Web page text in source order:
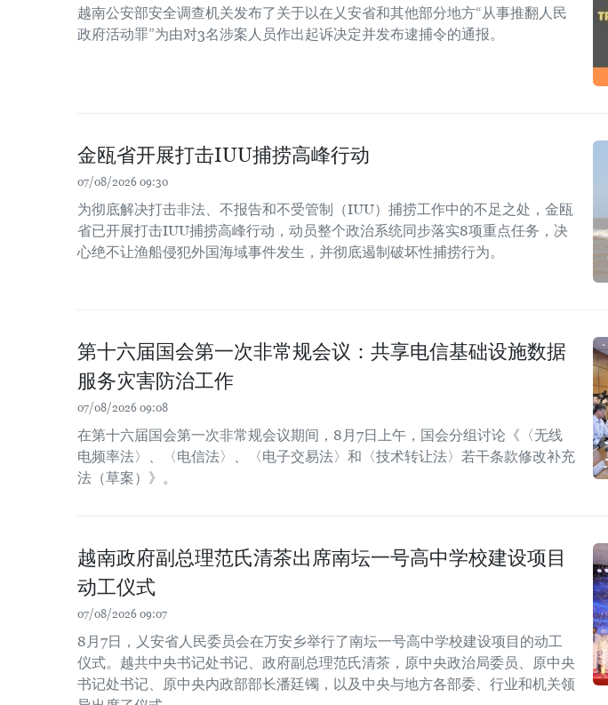
越南公安部安全调查机关发布了关于以在乂安省和其他部分地方“从事推翻人民
政府活动罪”为由对3名涉案人员作出起诉决定并发布逮捕令的通报。
金瓯省开展打击IUU捕捞高峰行动
07/08/2026 09:30
为彻底解决打击非法、不报告和不受管制（IUU）捕捞工作中的不足之处，金瓯
省已开展打击IUU捕捞高峰行动，动员整个政治系统同步落实8项重点任务，决
心绝不让渔船侵犯外国海域事件发生，并彻底遏制破坏性捕捞行为。
第十六届国会第一次非常规会议：共享电信基础设施数据
服务灾害防治工作
07/08/2026 09:08
在第十六届国会第一次非常规会议期间，8月7日上午，国会分组讨论《〈无线
电频率法〉、〈电信法〉、〈电子交易法〉和〈技术转让法〉若干条款修改补充
法（草案）》。
越南政府副总理范氏清茶出席南坛一号高中学校建设项目
动工仪式
07/08/2026 09:07
8月7日，乂安省人民委员会在万安乡举行了南坛一号高中学校建设项目的动工
仪式。越共中央书记处书记、政府副总理范氏清茶，原中央政治局委员、原中央
书记处书记、原中央内政部部长潘廷镯，以及中央与地方各部委、行业和机关领